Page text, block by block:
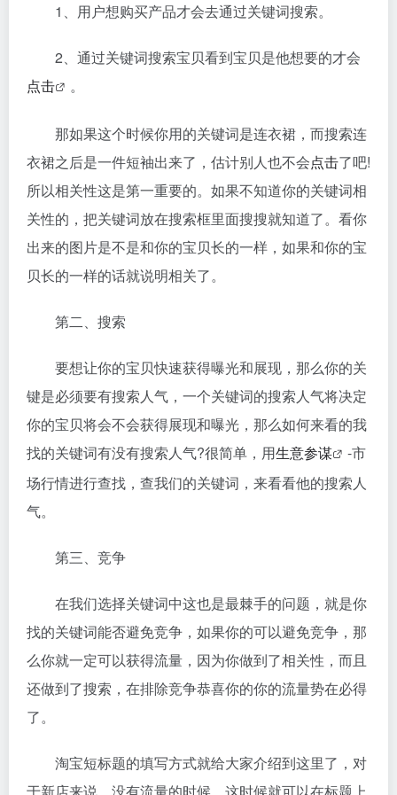
1、用户想购买产品才会去通过关键词搜索。
2、通过关键词搜索宝贝看到宝贝是他想要的才会
点击
。
那如果这个时候你用的关键词是连衣裙，而搜索连
衣裙之后是一件短袖出来了，估计别人也不会点击了吧!
所以相关性这是第一重要的。如果不知道你的关键词相
关性的，把关键词放在搜索框里面搜搜就知道了。看你
出来的图片是不是和你的宝贝长的一样，如果和你的宝
贝长的一样的话就说明相关了。
第二、搜索
要想让你的宝贝快速获得曝光和展现，那么你的关
键是必须要有搜索人气，一个关键词的搜索人气将决定
你的宝贝将会不会获得展现和曝光，那么如何来看的我
找的关键词有没有搜索人气?很简单，用生意参谋
-市
场行情进行查找，查我们的关键词，来看看他的搜索人
气。
第三、竞争
在我们选择关键词中这也是最棘手的问题，就是你
找的关键词能否避免竞争，如果你的可以避免竞争，那
么你就一定可以获得流量，因为你做到了相关性，而且
还做到了搜索，在排除竞争恭喜你的你的流量势在必得
了。
淘宝短标题的填写方式就给大家介绍到这里了，对